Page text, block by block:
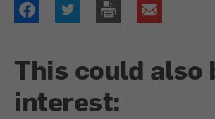
This could also
interest: